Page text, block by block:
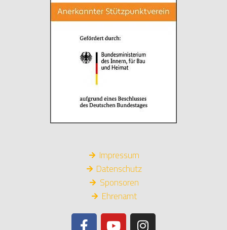
Impressum
Datenschutz
Sponsoren
Ehrenamt